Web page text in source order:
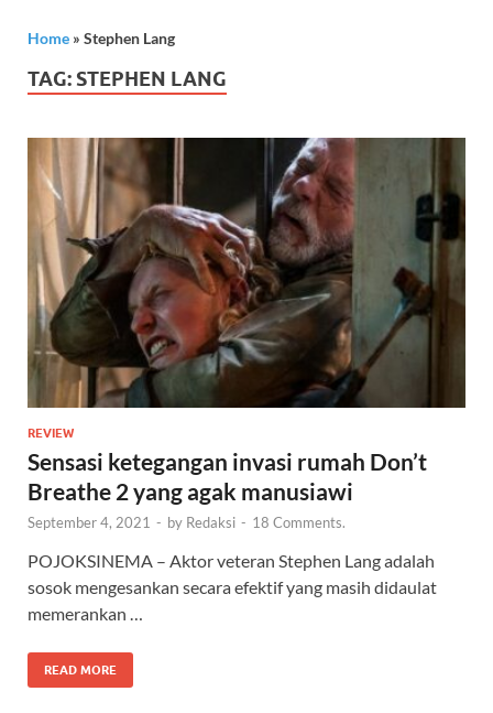
Home » Stephen Lang
TAG: STEPHEN LANG
REVIEW
Sensasi ketegangan invasi rumah Don’t
Breathe 2 yang agak manusiawi
September 4, 2021 - by Redaksi - 18 Comments.
POJOKSINEMA – Aktor veteran Stephen Lang adalah
sosok mengesankan secara efektif yang masih didaulat
memerankan …
READ MORE